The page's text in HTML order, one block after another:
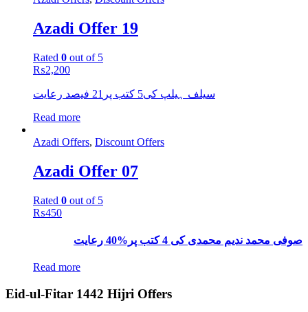
Azadi Offer 19
Rated 0 out of 5
₨2,200
سیلف ہیلپ کی5 کتب پر21 فیصد رعایت
Read more
Azadi Offers, Discount Offers
Azadi Offer 07
Rated 0 out of 5
₨450
صوفی محمد ندیم محمدی کی 4 کتب پر%40 رعایت
Read more
Eid-ul-Fitar 1442 Hijri Offers